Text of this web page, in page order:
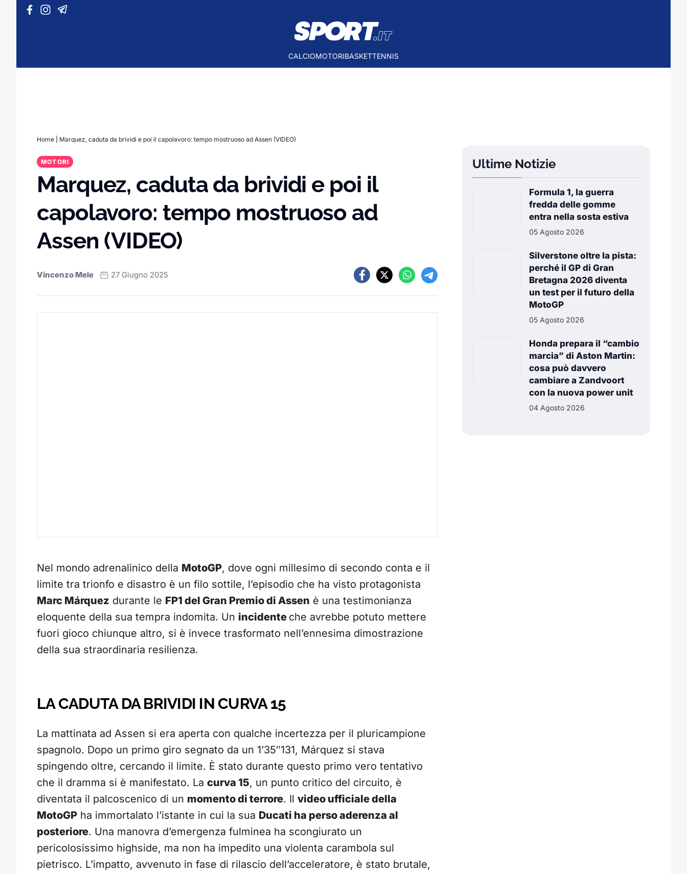
Vai al contenuto
CALCIOMOTORIBASKETTENNIS
Home Marquez, caduta da brividi e poi il capolavoro: tempo mostruoso ad Assen (VIDEO)
MOTORI
Marquez, caduta da brividi e poi il
capolavoro: tempo mostruoso ad
Assen (VIDEO)
Vincenzo Mele 27 Giugno 2025
Nel mondo adrenalinico della MotoGP, dove ogni millesimo di secondo conta e il
limite tra trionfo e disastro è un filo sottile, l’episodio che ha visto protagonista
Marc Márquez durante le FP1 del Gran Premio di Assen è una testimonianza
eloquente della sua tempra indomita. Un incidente che avrebbe potuto mettere
fuori gioco chiunque altro, si è invece trasformato nell’ennesima dimostrazione
della sua straordinaria resilienza.
LA CADUTA DA BRIVIDI IN CURVA 15
La mattinata ad Assen si era aperta con qualche incertezza per il pluricampione
spagnolo. Dopo un primo giro segnato da un 1’35″131, Márquez si stava
spingendo oltre, cercando il limite. È stato durante questo primo vero tentativo
che il dramma si è manifestato. La curva 15, un punto critico del circuito, è
diventata il palcoscenico di un momento di terrore. Il video ufficiale della
MotoGP ha immortalato l’istante in cui la sua Ducati ha perso aderenza al
posteriore. Una manovra d’emergenza fulminea ha scongiurato un
pericolosissimo highside, ma non ha impedito una violenta carambola sul
pietrisco. L’impatto, avvenuto in fase di rilascio dell’acceleratore, è stato brutale,
Ultime Notizie
Formula 1, la guerra
fredda delle gomme
entra nella sosta estiva
05 Agosto 2026
Silverstone oltre la pista:
perché il GP di Gran
Bretagna 2026 diventa
un test per il futuro della
MotoGP
05 Agosto 2026
Honda prepara il “cambio
marcia” di Aston Martin:
cosa può davvero
cambiare a Zandvoort
con la nuova power unit
04 Agosto 2026